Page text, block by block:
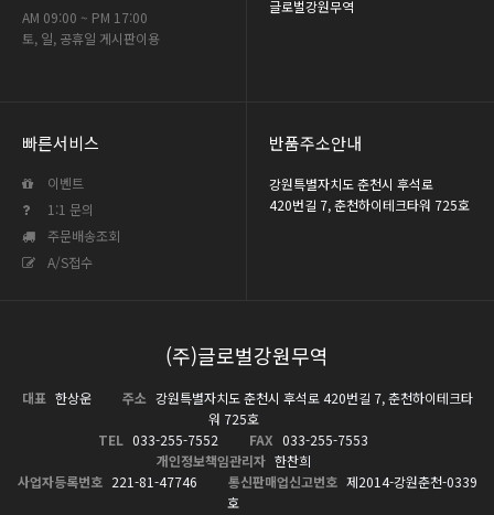
AM 09:00 ~ PM 17:00
토, 일, 공휴일 게시판이용
글로벌강원무역
빠른서비스
이벤트
1:1 문의
주문배송조회
A/S접수
반품주소안내
강원특별자치도 춘천시 후석로
420번길 7, 춘천하이테크타워 725호
(주)글로벌강원무역
대표 한상운 주소 강원특별자치도 춘천시 후석로 420번길 7, 춘천하이테크타
워 725호
TEL 033-255-7552 FAX 033-255-7553
개인정보책임관리자 한찬희
사업자등록번호 221-81-47746 통신판매업신고번호 제2014-강원춘천-0339
호